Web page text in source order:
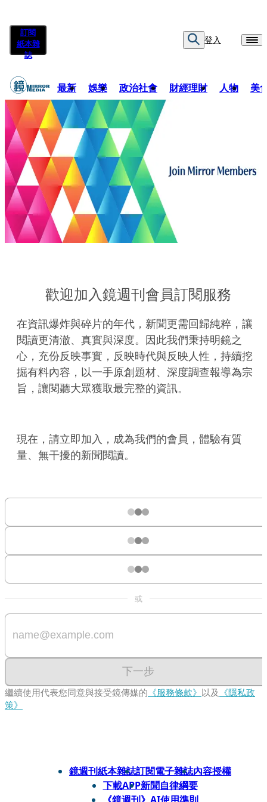
訂閱
紙本雜
誌
登入
最新 娛樂 政治社會 財經理財 人物 美
歡迎加入鏡週刊會員訂閱服務
在資訊爆炸與碎片的年代，新聞更需回歸純粹，讓
閱讀更清澈、真實與深度。因此我們秉持明鏡之
心，充份反映事實，反映時代與反映人性，持續挖
掘有料內容，以一手原創題材、深度調查報導為宗
旨，讓閱聽大眾獲取最完整的資訊。
現在，請立即加入，成為我們的會員，體驗有質
量、無干擾的新聞閱讀。
或
下一步
繼續使用代表您同意與接受鏡傳媒的 《服務條款》 以及 《隱私政
策》
鏡週刊紙本雜誌訂閱電子雜誌內容授權
下載APP新聞自律綱要